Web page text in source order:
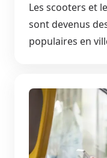
Les scooters et
sont devenus
populaires en